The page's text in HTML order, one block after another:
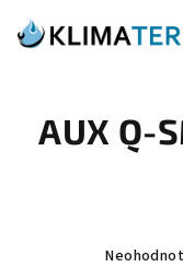
obsah
AUX Q-
Priemerné